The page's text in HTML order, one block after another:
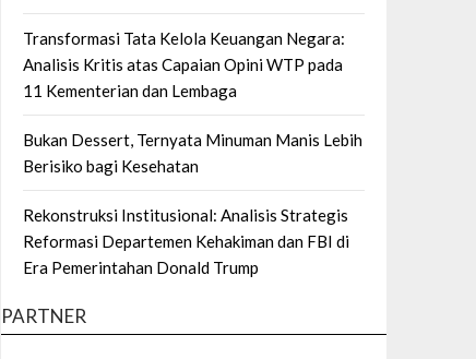
Transformasi Tata Kelola Keuangan Negara:
Analisis Kritis atas Capaian Opini WTP pada
11 Kementerian dan Lembaga
Bukan Dessert, Ternyata Minuman Manis Lebih
Berisiko bagi Kesehatan
Rekonstruksi Institusional: Analisis Strategis
Reformasi Departemen Kehakiman dan FBI di
Era Pemerintahan Donald Trump
PARTNER